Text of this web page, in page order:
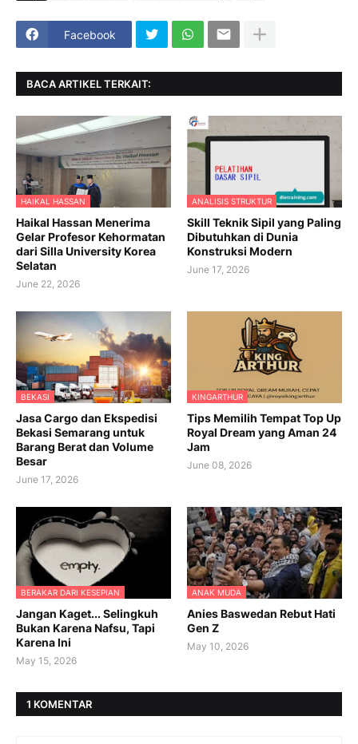
Facebook
BACA ARTIKEL TERKAIT:
HAIKAL HASSAN
Haikal Hassan Menerima
Gelar Profesor Kehormatan
dari Silla University Korea
Selatan
June 22, 2026
ANALISIS STRUKTUR
Skill Teknik Sipil yang Paling
Dibutuhkan di Dunia
Konstruksi Modern
June 17, 2026
BEKASI
Jasa Cargo dan Ekspedisi
Bekasi Semarang untuk
Barang Berat dan Volume
Besar
June 17, 2026
KINGARTHUR
Tips Memilih Tempat Top Up
Royal Dream yang Aman 24
Jam
June 08, 2026
BERAKAR DARI KESEPIAN
Jangan Kaget... Selingkuh
Bukan Karena Nafsu, Tapi
Karena Ini
May 15, 2026
ANAK MUDA
Anies Baswedan Rebut Hati
Gen Z
May 10, 2026
1 KOMENTAR